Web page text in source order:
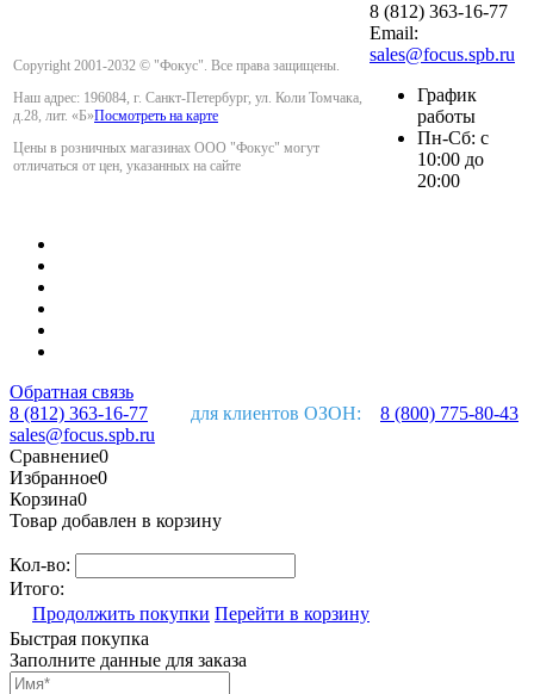
Copyright 2001-2032 © "Фокус". Все права защищены.
Наш адрес: 196084, г. Санкт-Петербург, ул. Коли Томчака,
д.28, лит. «Б»Посмотреть на карте
Цены в розничных магазинах ООО "Фокус" могут
отличаться от цен, указанных на сайте
8 (812) 363-16-77
Email:
sales@focus.spb.ru
График
работы
Пн-Сб: с
10:00 до
20:00
Обратная связь
8 (812) 363-16-77
для клиентов ОЗОН: 8 (800) 775-80-43
sales@focus.spb.ru
Сравнение0
Избранное0
Корзина0
Товар добавлен в корзину
Кол-во:
Итого:
Продолжить покупки Перейти в корзину
Быстрая покупка
Заполните данные для заказа